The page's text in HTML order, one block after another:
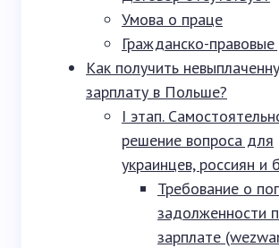
Умова о праце
Гражданско-
Как получить
зарплату в Польше?
I этап.
решение вопроса для
украинцев, россиян и
Требование о
задолженности
зарплате